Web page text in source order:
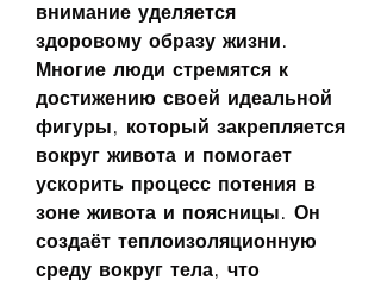
внимание уделяется
здоровому образу жизни.
Многие люди стремятся к
достижению своей идеальной
фигуры, который закрепляется
вокруг живота и помогает
ускорить процесс потения в
зоне живота и поясницы. Он
создаёт теплоизоляционную
среду вокруг тела, что